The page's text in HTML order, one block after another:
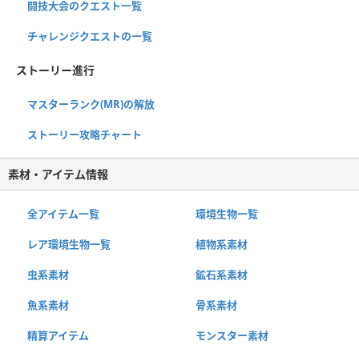
闘技大会のクエスト一覧
チャレンジクエストの一覧
ストーリー進行
マスターランク(MR)の解放
ストーリー攻略チャート
素材・アイテム情報
全アイテム一覧 環境生物一覧
レア環境生物一覧 植物系素材
虫系素材 鉱石系素材
魚系素材 骨系素材
精算アイテム モンスター素材